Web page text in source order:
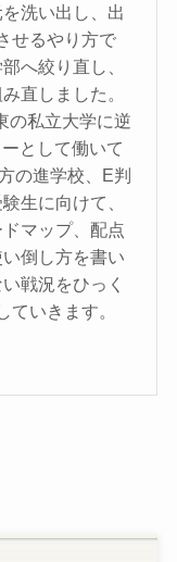
洗い出し、出
せるやり方で
へ絞り直し、
直しました。
の私立大学に逆
として働いて
の進学校、E判
生に向けて、
マップ、配点
倒し方を書い
戦況をひっく
ていきます。